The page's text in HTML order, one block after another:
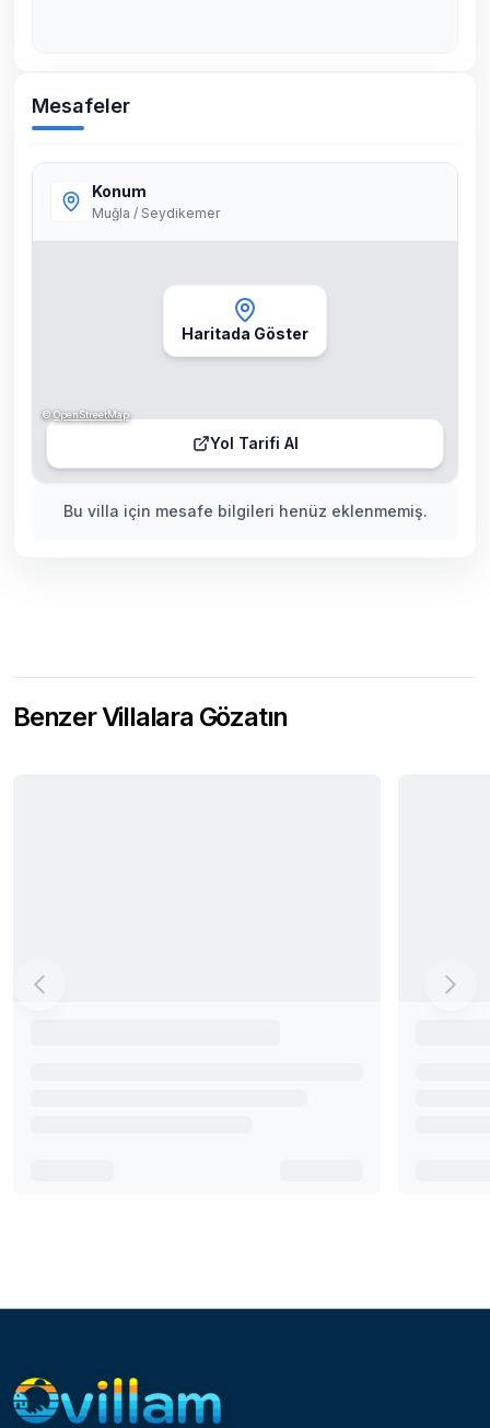
Mesafeler
Bu villa için mesafe bilgileri henüz eklenmemiş.
Konum
Muğla / Seydikemer
Haritada Göster
Yol Tarifi Al
©OpenStreetMap
Benzer Villalara Gözatın